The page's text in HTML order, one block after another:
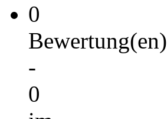
0
Bewertung(en)
-
0